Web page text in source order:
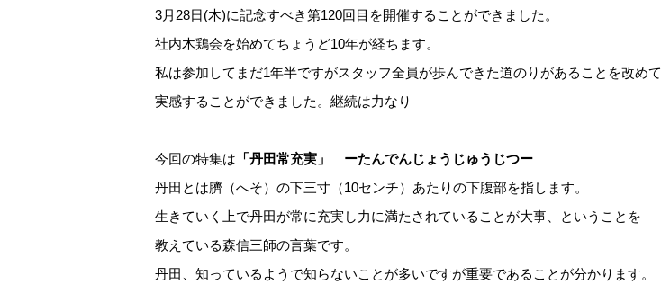
3月28日(木)に記念すべき第120回目を開催することができました。
社内木鶏会を始めてちょうど10年が経ちます。
私は参加してまだ1年半ですがスタッフ全員が歩んできた道のりがあることを改めて
実感することができました。継続は力なり
今回の特集は 「丹田常充実」 ーたんでんじょうじゅうじつー
丹田とは臍（へそ）の下三寸（10センチ）あたりの下腹部を指します。
生きていく上で丹田が常に充実し力に満たされていることが大事、ということを
教えている森信三師の言葉です。
丹田、知っているようで知らないことが多いですが重要であることが分かります。